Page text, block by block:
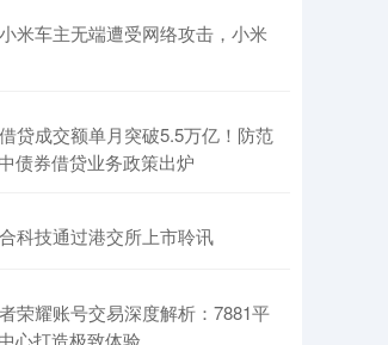
米车主无端遭受网络攻击，小米
贷成交额单月突破5.5万亿！防范
债券借贷业务政策出炉
科技通过港交所上市聆讯
荣耀账号交易深度解析：7881平
心打造极致体验